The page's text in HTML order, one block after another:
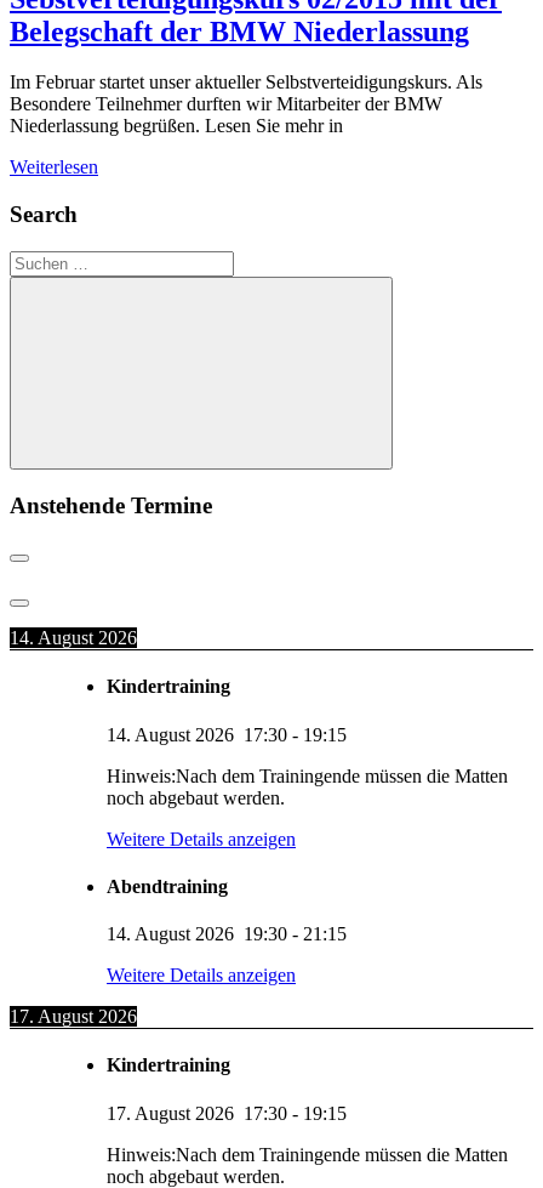
Belegschaft der BMW Niederlassung
Im Februar startet unser aktueller Selbstverteidigungskurs. Als
Besondere Teilnehmer durften wir Mitarbeiter der BMW
Niederlassung begrüßen. Lesen Sie mehr in
Weiterlesen
Search
Suchen
nach:
Suchen
Anstehende Termine
14. August 2026
Kindertraining
14. August 2026 17:30 - 19:15
Hinweis:Nach dem Trainingende müssen die Matten
noch abgebaut werden.
Weitere Details anzeigen
Abendtraining
14. August 2026 19:30 - 21:15
Weitere Details anzeigen
17. August 2026
Kindertraining
17. August 2026 17:30 - 19:15
Hinweis:Nach dem Trainingende müssen die Matten
noch abgebaut werden.